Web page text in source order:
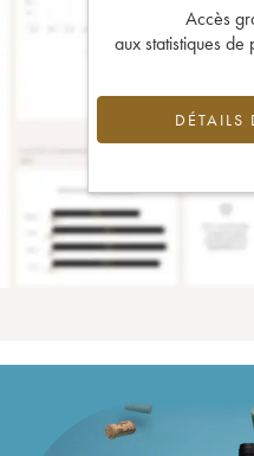
Accès
aux statistiques
DÉTAILS